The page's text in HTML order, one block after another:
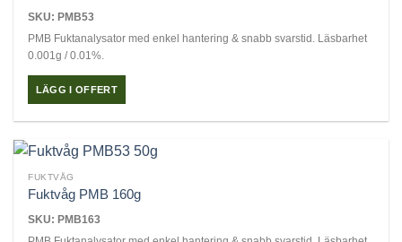
De
olika
alternativen
kan
SKU: PMB53
PMB Fuktanalysator med enkel hantering & snabb svarstid. Läsbarhet
0.001g / 0.01%.
LÄGG I OFFERT
FUKTVÅG
Fuktvåg PMB 160g
SKU: PMB163